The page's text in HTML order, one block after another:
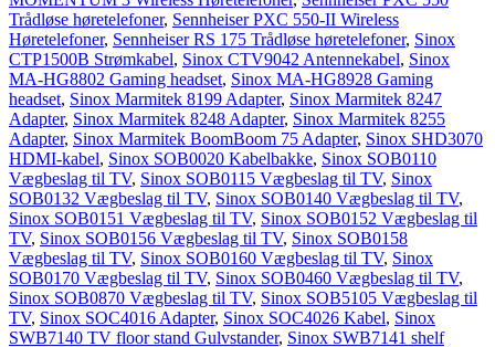
Trådløse høretelefoner, Sennheiser PXC 550-II Wireless
Høretelefoner, Sennheiser RS 175 Trådløse høretelefoner, Sinox
CTP1500B Strømkabel, Sinox CTV9042 Antennekabel, Sinox
MA-HG8802 Gaming headset, Sinox MA-HG8928 Gaming
headset, Sinox Marmitek 8199 Adapter, Sinox Marmitek 8247
Adapter, Sinox Marmitek 8248 Adapter, Sinox Marmitek 8255
Adapter, Sinox Marmitek BoomBoom 75 Adapter, Sinox SHD3070
HDMI-kabel, Sinox SOB0020 Kabelbakke, Sinox SOB0110
Vægbeslag til TV, Sinox SOB0115 Vægbeslag til TV, Sinox
SOB0132 Vægbeslag til TV, Sinox SOB0140 Vægbeslag til TV,
Sinox SOB0151 Vægbeslag til TV, Sinox SOB0152 Vægbeslag til
TV, Sinox SOB0156 Vægbeslag til TV, Sinox SOB0158
Vægbeslag til TV, Sinox SOB0160 Vægbeslag til TV, Sinox
SOB0170 Vægbeslag til TV, Sinox SOB0460 Vægbeslag til TV,
Sinox SOB0870 Vægbeslag til TV, Sinox SOB5105 Vægbeslag til
TV, Sinox SOC4016 Adapter, Sinox SOC4026 Kabel, Sinox
SWB7140 TV floor stand Gulvstander, Sinox SWB7141 shelf